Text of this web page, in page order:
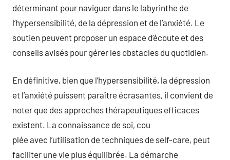
déterminant pour naviguer dans le labyrinthe de
l’hypersensibilité, de la dépression et de l’anxiété. Le
soutien peuvent proposer un espace d’écoute et des
conseils avisés pour gérer les obstacles du quotidien.
En définitive, bien que l’hypersensibilité, la dépression
et l’anxiété puissent paraître écrasantes, il convient de
noter que des approches thérapeutiques efficaces
existent. La connaissance de soi, cou
plée avec l’utilisation de techniques de self-care, peut
faciliter une vie plus équilibrée. La démarche